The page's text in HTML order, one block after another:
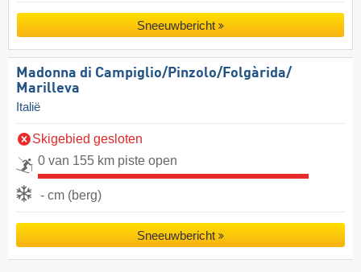
Sneeuwbericht
Madonna di Campiglio/​Pinzolo/​Folgàrida/​
Marilleva
Italië
Skigebied gesloten
0 van 155 km piste open
- cm (berg)
Sneeuwbericht